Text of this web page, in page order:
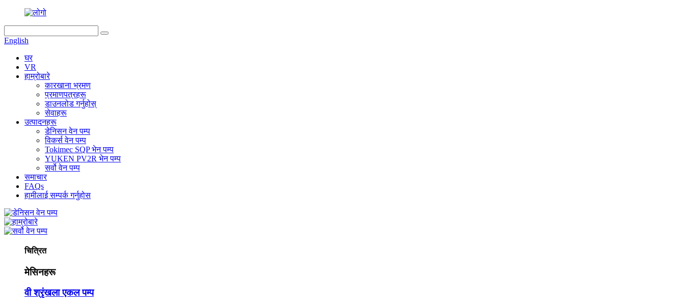
English
घर
VR
हाम्रोबारे
कारखाना भ्रमण
प्रमाणपत्रहरू
डाउनलोड गर्नुहोस्
सेवाहरू
उत्पादनहरू
डेनिसन वेन पम्प
विकर्स वेन पम्प
Tokimec SQP भेन पम्प
YUKEN PV2R भेन पम्प
सर्वो वेन पम्प
समाचार
FAQs
हामीलाई सम्पर्क गर्नुहोस
चित्रित
मेसिनहरू
वी श्रृंखला एकल पम्प